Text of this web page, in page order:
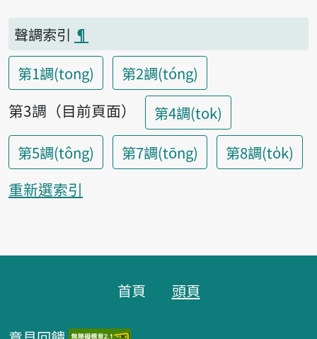
聲調索引 ¶
第1調(tong)
第2調(tóng)
第3調（目前頁面）
第4調(tok)
第5調(tông)
第7調(tōng)
第8調(to̍k)
重新選索引
首頁 頭頁